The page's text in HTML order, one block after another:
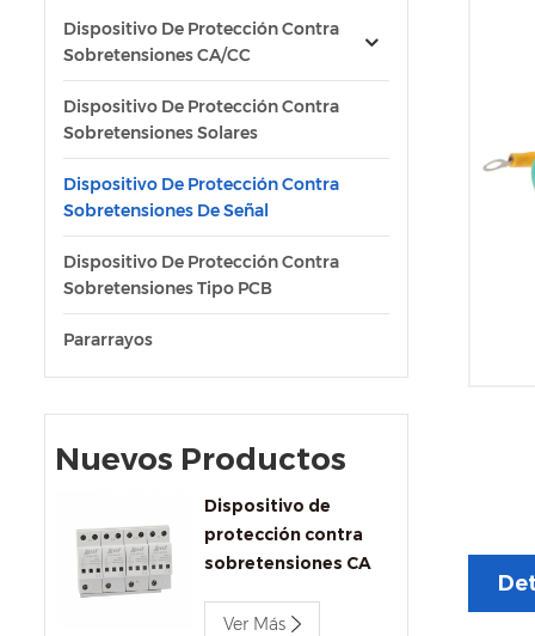
Dispositivo De Protección Contra
Sobretensiones CA/CC
Dispositivo De Protección Contra
Sobretensiones Solares
Dispositivo De Protección Contra
Sobretensiones De Señal
Dispositivo De Protección Contra
Sobretensiones Tipo PCB
Pararrayos
Nuevos Productos
Dispositivo de
protección contra
sobretensiones CA
400/100/4P de 400 V
Ver Más